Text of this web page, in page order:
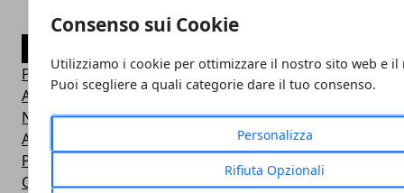
Consenso sui Cookie
Utilizziamo i cookie per ottimizzare il nostro sito web e il
Puoi scegliere a quali categorie dare il tuo consenso.
Personalizza
Rifiuta Opzionali
Professionisti
Aziende
News
Annunci
Primo Piano
Corsi